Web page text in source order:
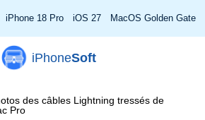
iPhone 18 Pro iOS 27 MacOS Golden Gate
iPhoneSoft
des câbles Lightning tressés de
Pro